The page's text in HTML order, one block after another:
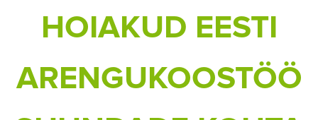
HOIAKUD EESTI
ARENGUKOOSTÖÖ